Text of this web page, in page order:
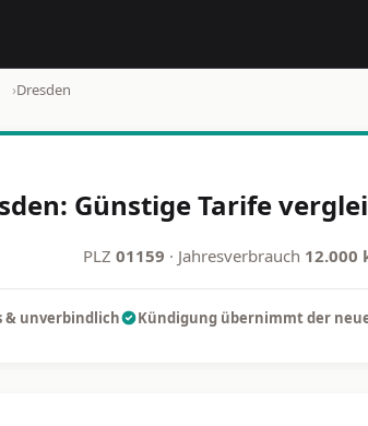
›Dresden
Günstige Tarife
PLZ 01159 · Jahresverbrauch 12.000
& unverbindlich Kündigung übernimmt der